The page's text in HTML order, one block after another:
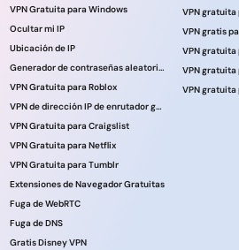
VPN Gratuita para Windows
Ocultar mi IP
Ubicación de IP
Generador de contraseñas aleatorias
VPN Gratuita para Roblox
VPN de dirección IP de enrutador gratuita
VPN Gratuita para Craigslist
VPN Gratuita para Netflix
VPN Gratuita para Tumblr
Extensiones de Navegador Gratuitas
Fuga de WebRTC
Fuga de DNS
Gratis Disney VPN
VPN gratuita
VPN gratuita
VPN gratuita